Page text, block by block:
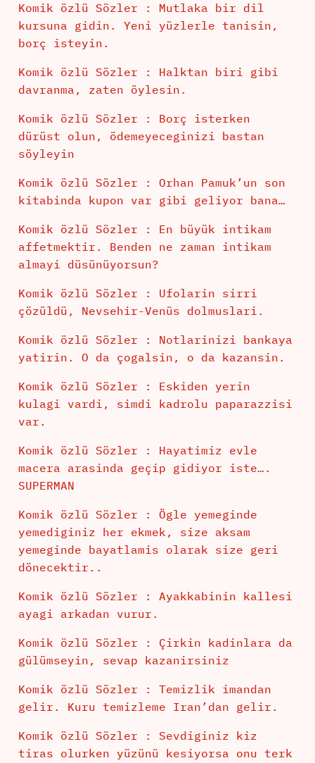
Komik özlü Sözler : Mutlaka bir dil
kursuna gidin. Yeni yüzlerle tanisin,
borç isteyin.
Komik özlü Sözler : Halktan biri gibi
davranma, zaten öylesin.
Komik özlü Sözler : Borç isterken
dürüst olun, ödemeyeceginizi bastan
söyleyin
Komik özlü Sözler : Orhan Pamuk’un son
kitabinda kupon var gibi geliyor bana…
Komik özlü Sözler : En büyük intikam
affetmektir. Benden ne zaman intikam
almayi düsünüyorsun?
Komik özlü Sözler : Ufolarin sirri
çözüldü, Nevsehir-Venüs dolmuslari.
Komik özlü Sözler : Notlarinizi bankaya
yatirin. O da çogalsin, o da kazansin.
Komik özlü Sözler : Eskiden yerin
kulagi vardi, simdi kadrolu paparazzisi
var.
Komik özlü Sözler : Hayatimiz evle
macera arasinda geçip gidiyor iste….
SUPERMAN
Komik özlü Sözler : Ögle yemeginde
yemediginiz her ekmek, size aksam
yemeginde bayatlamis olarak size geri
dönecektir..
Komik özlü Sözler : Ayakkabinin kallesi
ayagi arkadan vurur.
Komik özlü Sözler : Çirkin kadinlara da
gülümseyin, sevap kazanirsiniz
Komik özlü Sözler : Temizlik imandan
gelir. Kuru temizleme Iran’dan gelir.
Komik özlü Sözler : Sevdiginiz kiz
tiras olurken yüzünü kesiyorsa onu terk